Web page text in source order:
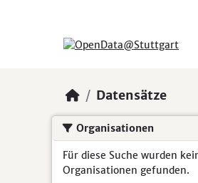
Datensätze
Organisationen
Für diese Suche wurden
Organisationen gefunden.